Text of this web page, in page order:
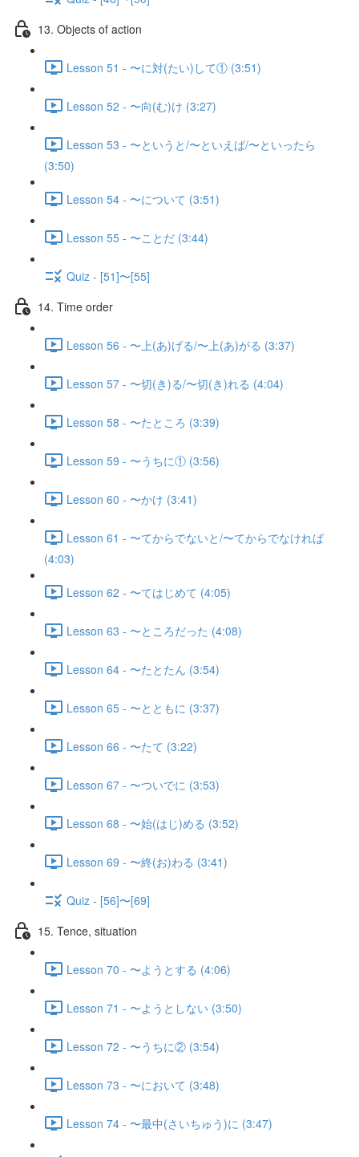
13. Objects of action
Lesson 51 - 〜に対(たい)して① (3:51)
Lesson 52 - 〜向(む)け (3:27)
Lesson 53 - 〜というと/〜といえば/〜といったら
(3:50)
Lesson 54 - 〜について (3:51)
Lesson 55 - 〜ことだ (3:44)
Quiz - [51]〜[55]
14. Time order
Lesson 56 - 〜上(あ)げる/〜上(あ)がる (3:37)
Lesson 57 - 〜切(き)る/〜切(き)れる (4:04)
Lesson 58 - 〜たところ (3:39)
Lesson 59 - 〜うちに① (3:56)
Lesson 60 - 〜かけ (3:41)
Lesson 61 - 〜てからでないと/〜てからでなければ
(4:03)
Lesson 62 - 〜てはじめて (4:05)
Lesson 63 - 〜ところだった (4:08)
Lesson 64 - 〜たとたん (3:54)
Lesson 65 - 〜とともに (3:37)
Lesson 66 - 〜たて (3:22)
Lesson 67 - 〜ついでに (3:53)
Lesson 68 - 〜始(はじ)める (3:52)
Lesson 69 - 〜終(お)わる (3:41)
Quiz - [56]〜[69]
15. Tence, situation
Lesson 70 - 〜ようとする (4:06)
Lesson 71 - 〜ようとしない (3:50)
Lesson 72 - 〜うちに② (3:54)
Lesson 73 - 〜において (3:48)
Lesson 74 - 〜最中(さいちゅう)に (3:47)